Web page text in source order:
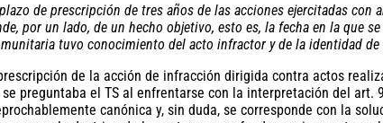
de prescripción de tres años de las acciones ejercitadas con
por un lado, de un hecho objetivo, esto es, la fecha en la que
tuvo conocimiento del acto infractor y de la identidad
de la acción de infracción dirigida contra actos
preguntaba el TS al enfrentarse con la interpretación del art.
canónica y, sin duda, se corresponde con la